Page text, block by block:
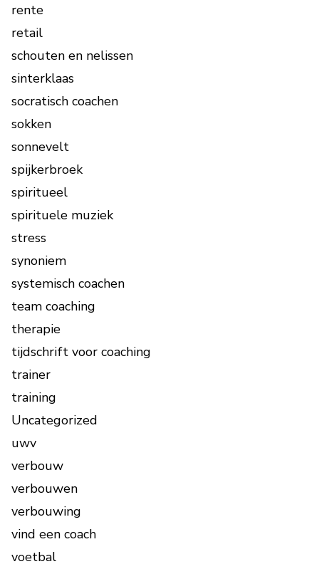
rente
retail
schouten en nelissen
sinterklaas
socratisch coachen
sokken
sonnevelt
spijkerbroek
spiritueel
spirituele muziek
stress
synoniem
systemisch coachen
team coaching
therapie
tijdschrift voor coaching
trainer
training
Uncategorized
uwv
verbouw
verbouwen
verbouwing
vind een coach
voetbal